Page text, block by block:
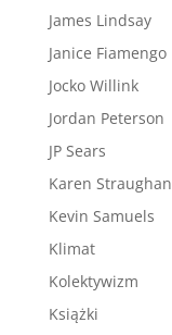
James Lindsay
Janice Fiamengo
Jocko Willink
Jordan Peterson
JP Sears
Karen Straughan
Kevin Samuels
Klimat
Kolektywizm
Książki